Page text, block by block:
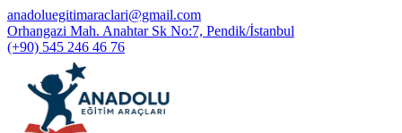
anadoluegitimaraclari@gmail.com
Orhangazi Mah. Anahtar Sk No:7, Pendik/İstanbul
(+90) 545 246 46 76